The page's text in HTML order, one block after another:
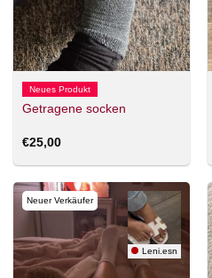
Neues Produkt
Getragene socken
€25,00
Neuer Verkäufer
Leni.esn